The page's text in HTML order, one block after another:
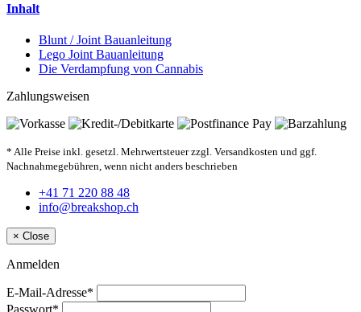
Inhalt
Blunt / Joint Bauanleitung
Lego Joint Bauanleitung
Die Verdampfung von Cannabis
Zahlungsweisen
* Alle Preise inkl. gesetzl. Mehrwertsteuer zzgl. Versandkosten und ggf.
Nachnahmegebühren, wenn nicht anders beschrieben
+41 71 220 88 48
info@breakshop.ch
× Close
Anmelden
E-Mail-Adresse*
Passwort*